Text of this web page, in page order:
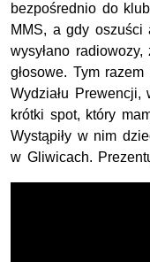
bezpośrednio do
MMS, a gdy oszuści
wysyłano
głosowe. Tym
Wydziału
krótki spot, który
Wystąpiły w nim
w Gliwicach.